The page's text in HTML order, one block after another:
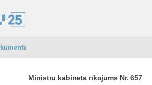
Ministru kabineta rīkojums Nr. 657